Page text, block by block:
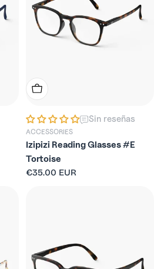
Elige Opciones
Sin reseñas
ACCESSORIES
Izipizi Reading Glasses #E
Tortoise
Precio
€35.00 EUR